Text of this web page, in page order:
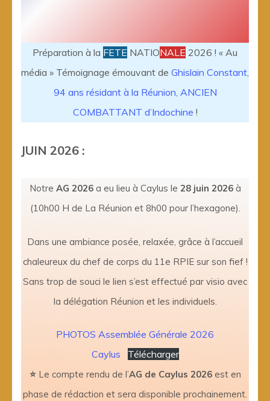
Préparation à la FETE NATIONALE 2026 ! « Au
média » Témoignage émouvant de Ghislain Constant,
94 ans résidant à la Réunion, ANCIEN
COMBATTANT d’Indochine !
JUIN 2026 :
Notre AG 2026a eu lieu à Caylus le 28 juin 2026 à
(10h00 H de La Réunion et 8h00 pour l’hexagone).
Dans une ambiance posée, relaxée, grâce à l’accueil
chaleureux du chef de corps du 11e RPIE sur son fief !
Sans trop de souci le lien s’est effectué par visio avec
la délégation Réunion et les individuels.
PHOTOS Assemblée Générale 2026
Caylus
Télécharger
⭐Le compte rendu de l’AG de Caylus 2026est en
phase de rédaction et sera disponible prochainement.